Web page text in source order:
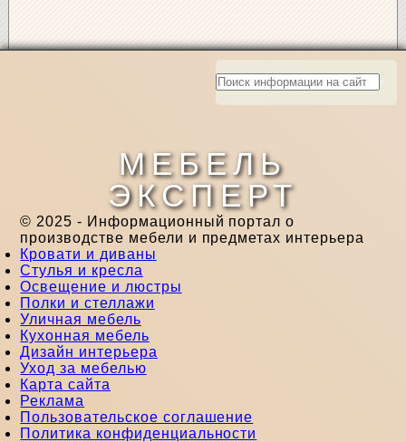
МЕБЕЛЬ
ЭКСПЕРТ
© 2025 - Информационный портал о
производстве мебели и предметах интерьера
Кровати и диваны
Стулья и кресла
Освещение и люстры
Полки и стеллажи
Уличная мебель
Кухонная мебель
Дизайн интерьера
Уход за мебелью
Карта сайта
Реклама
Пользовательское соглашение
Политика конфиденциальности